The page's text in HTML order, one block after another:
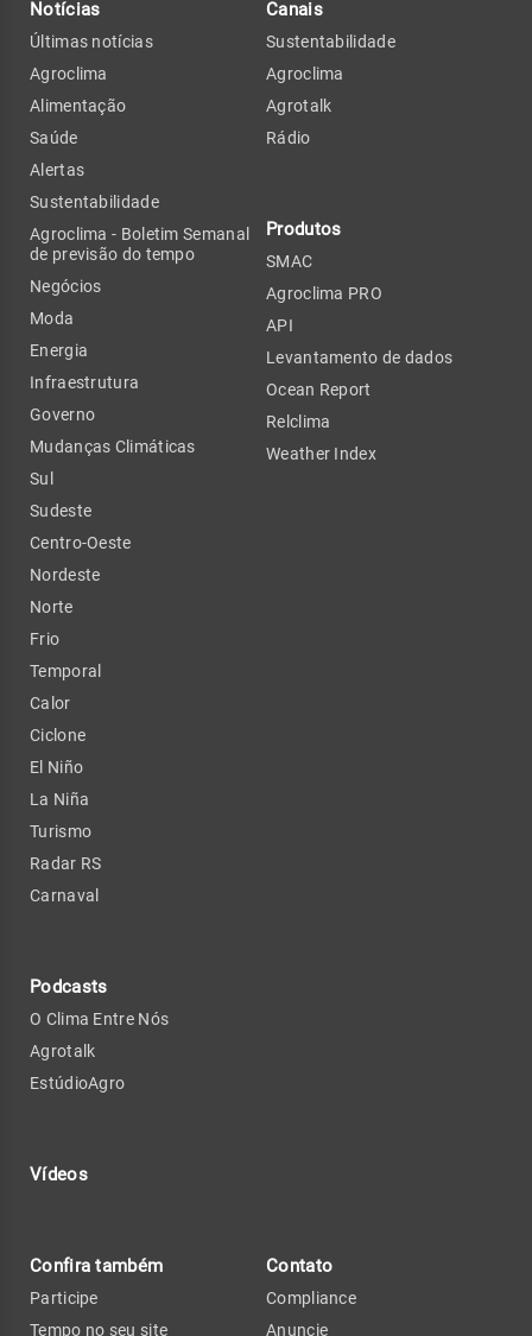
Notícias
Últimas notícias
Agroclima
Alimentação
Saúde
Alertas
Sustentabilidade
Agroclima - Boletim Semanal
de previsão do tempo
Negócios
Moda
Energia
Infraestrutura
Governo
Mudanças Climáticas
Sul
Sudeste
Centro-Oeste
Nordeste
Norte
Frio
Temporal
Calor
Ciclone
El Niño
La Niña
Turismo
Radar RS
Carnaval
Podcasts
O Clima Entre Nós
Agrotalk
EstúdioAgro
Vídeos
Canais
Sustentabilidade
Agroclima
Agrotalk
Rádio
Produtos
SMAC
Agroclima PRO
API
Levantamento de dados
Ocean Report
Relclima
Weather Index
Confira também
Participe
Tempo no seu site
Contato
Compliance
Anuncie